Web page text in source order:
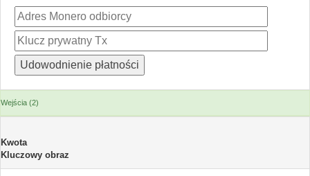
Wejścia (2)
Kwota
Kluczowy obraz